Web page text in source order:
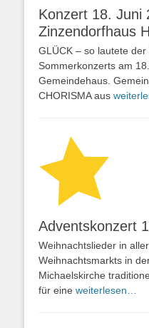
Konzert 18. Juni
Zinzendorfhaus
GLÜCK – so lautete
Sommerkonzerts am
Gemeindehaus.
CHORISMA aus
Adventskonzert
Weihnachtslieder in
Weihnachtsmarkts in
Michaelskirche
für eine weiterlesen…